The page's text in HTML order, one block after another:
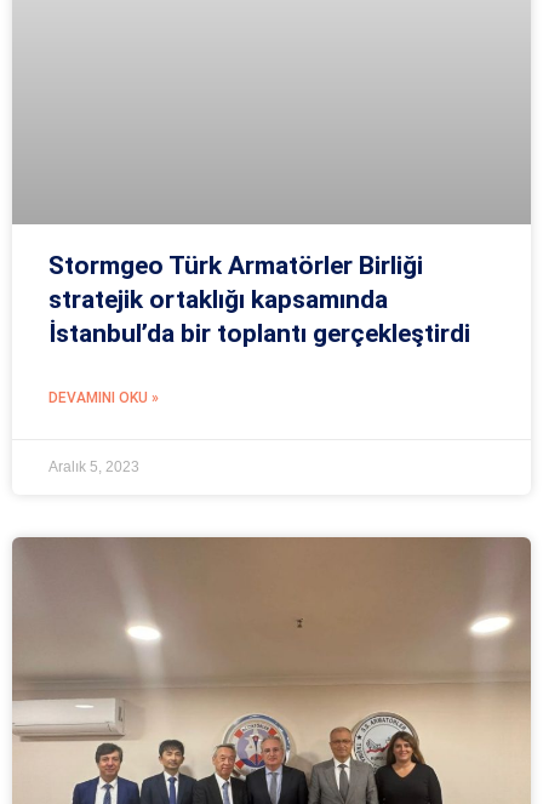
Stormgeo Türk Armatörler Birliği
stratejik ortaklığı kapsamında
İstanbul’da bir toplantı gerçekleştirdi
DEVAMINI OKU »
Aralık 5, 2023